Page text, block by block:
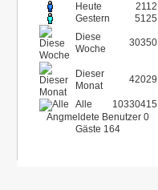
Heute
2112
Gestern
5125
Diese
Woche
30350
Dieser
Monat
42029
Alle
10330415
Angmeldete Benutzer 0
Gäste 164